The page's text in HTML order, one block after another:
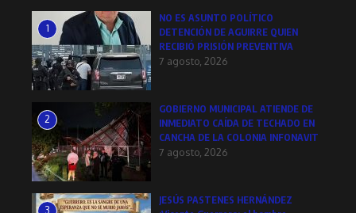
1
NO ES ASUNTO POLÍTICO
DETENCIÓN DE AGUIRRE QUIEN
RECIBIÓ PRISIÓN PREVENTIVA
7 agosto, 2026
2
GOBIERNO MUNICIPAL ATIENDE DE
INMEDIATO CAÍDA DE TECHADO EN
CANCHA DE LA COLONIA INFONAVIT
7 agosto, 2026
3
JESÚS PASTENES HERNÁNDEZ